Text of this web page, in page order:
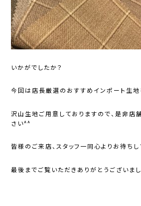
いかがでしたか？
今回は店長厳選のおすすめインポート生
沢山生地ご用意しておりますので、是非店
さい^^
皆様のご来店、スタッフ一同心よりお待ち
最後までご覧いただきありがとうございまし